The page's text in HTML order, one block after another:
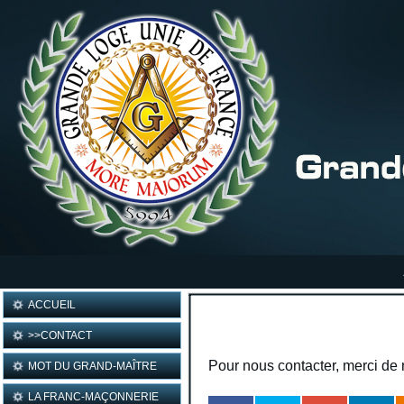
ACCUEIL
>>CONTACT
MOT DU GRAND-MAÎTRE
LA FRANC-MAÇONNERIE
Pour nous contacter, merci